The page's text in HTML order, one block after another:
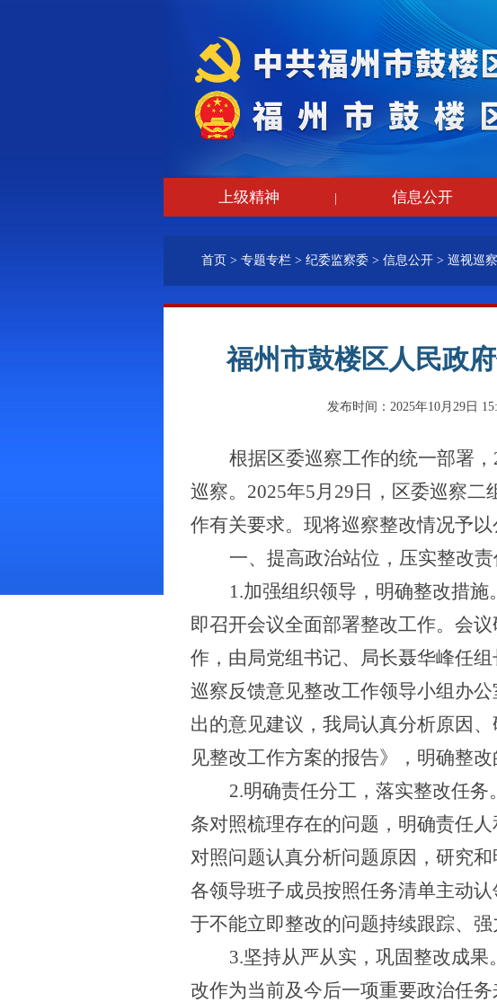
上级精神 | 信息公开
首页 > 专题专栏 > 纪委监察委 > 信息公开 > 巡视巡察
福州市鼓楼区人民政
发布时间：2025年10月29日
根据区委巡察工作的统一部署，
巡察。 2025年5月29日，区委巡察
作有关要求。现将巡察整改情况予以
一、提高政治站位，压实整改
1.加强组织领导，明确整改措施。
即召开会议全面部署整改工作。会
作，由局党组书记、局长聂华峰任
巡察反馈意见整改工作领导小组办
出的意见建议，我局认真分析原因
见整改工作方案的报告》，明确整
2.明确责任分工，落实整改任务。
条对照梳理存在的问题，明确责任
对照问题认真分析问题原因，研究
各领导班子成员按照任务清单主动
于不能立即整改的问题持续跟踪、
3.坚持从严从实，巩固整改成果。
改作为当前及今后一项重要政治任